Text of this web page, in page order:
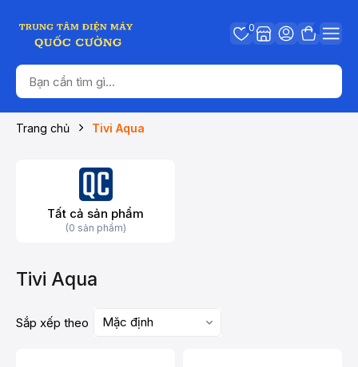
0
Trang chủ Tivi Aqua
Tất cả sản phẩm
(0 sản phẩm)
Tivi Aqua
Sắp xếp theo Mặc định